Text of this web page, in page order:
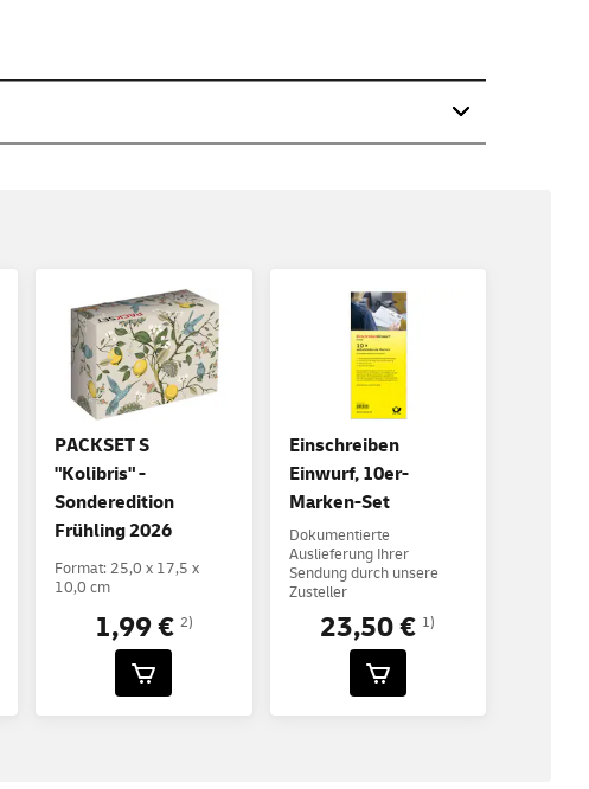
PACKSET S
"Kolibris" -
Sonderedition
Frühling 2026
Format: 25,0 x 17,5 x
10,0 cm
1,99 € 2)
Einschreiben
Einwurf, 10er-
Marken-Set
Dokumentierte
Auslieferung Ihrer
Sendung durch unsere
Zusteller
23,50 € 1)